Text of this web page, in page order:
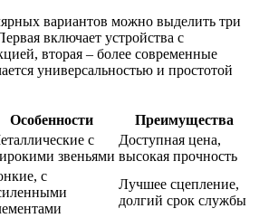
вариантов можно выделить три
включает устройства с
вторая – более современные
универсальностью и простотой
Особенности
Преимущества
с
звеньями
Доступная цена,
высокая прочность
с
Лучшее сцепление,
долгий срок службы